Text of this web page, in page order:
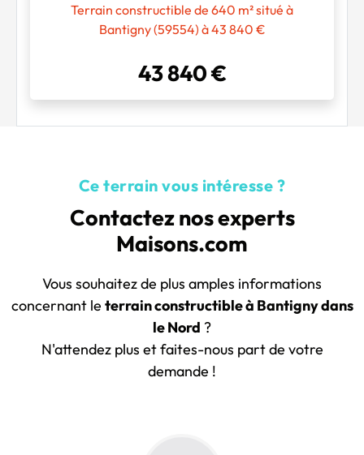
Terrain constructible de 640 m² situé à
Bantigny (59554) à 43 840 €
43 840 €
Ce terrain vous intéresse ?
Contactez nos experts
Maisons.com
Vous souhaitez de plus amples informations
concernant le terrain constructible à Bantigny dans
le Nord ?
N'attendez plus et faites-nous part de votre
demande !